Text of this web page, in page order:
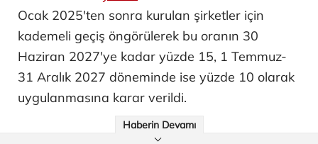
Ocak 2025'ten sonra kurulan şirketler için
kademeli geçiş öngörülerek bu oranın 30
Haziran 2027'ye kadar yüzde 15, 1 Temmuz-
31 Aralık 2027 döneminde ise yüzde 10 olarak
uygulanmasına karar verildi.
Haberin Devamı